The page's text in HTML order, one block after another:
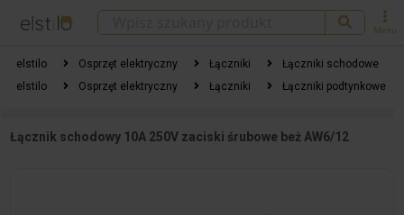
Menu
elstilo Osprzęt elektryczny Łączniki
Łączniki schodowe
elstilo
Osprzęt elektryczny Łączniki Łączniki podtynkowe
Łącznik schodowy 10A 250V zaciski śrubowe beż AW6/12